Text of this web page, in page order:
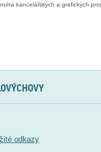
kancelářských a grafických
odkazy